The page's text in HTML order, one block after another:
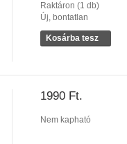
Raktáron (1 db)
Új, bontatlan
Kosárba tesz
1990 Ft.
Nem kapható